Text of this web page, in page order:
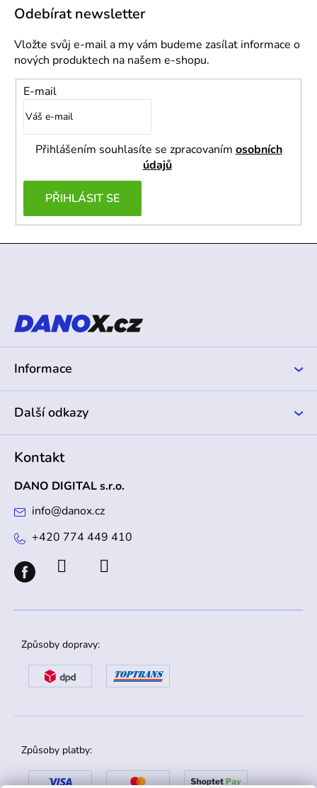
Odebírat newsletter
Vložte svůj e-mail a my vám budeme zasílat informace o
nových produktech na našem e-shopu.
E-mail
Přihlášením souhlasíte se zpracovaním osobních
údajů
PŘIHLÁSIT SE
t
Informace
Další odkazy
Kontakt
DANO DIGITAL s.r.o.
info@danox.cz
+420 774 449 410
Způsoby dopravy:
Způsoby platby: